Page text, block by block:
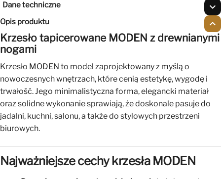
Dane techniczne expand_more
Opis produktu expand_less
Krzesło tapicerowane MODEN z drewnianymi
nogami
Krzesło MODEN to model zaprojektowany z myślą o
nowoczesnych wnętrzach, które cenią estetykę, wygodę i
trwałość. Jego minimalistyczna forma, elegancki materiał
oraz solidne wykonanie sprawiają, że doskonale pasuje do
jadalni, kuchni, salonu, a także do stylowych przestrzeni
biurowych.
Najważniejsze cechy krzesła MODEN